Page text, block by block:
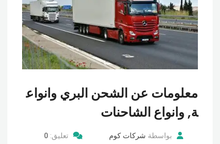
معلومات عن الشحن البري وانواع
ة, وانواع الشاحنات
بواسطة شركات كوم تعليق: 0